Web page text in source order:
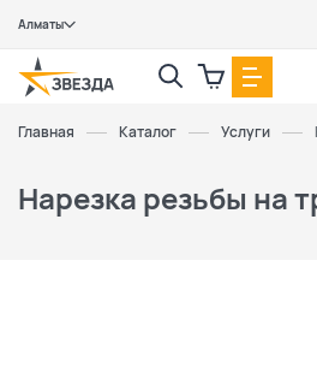
Алматы
Главная Каталог Услуги
Нарезка резьбы на